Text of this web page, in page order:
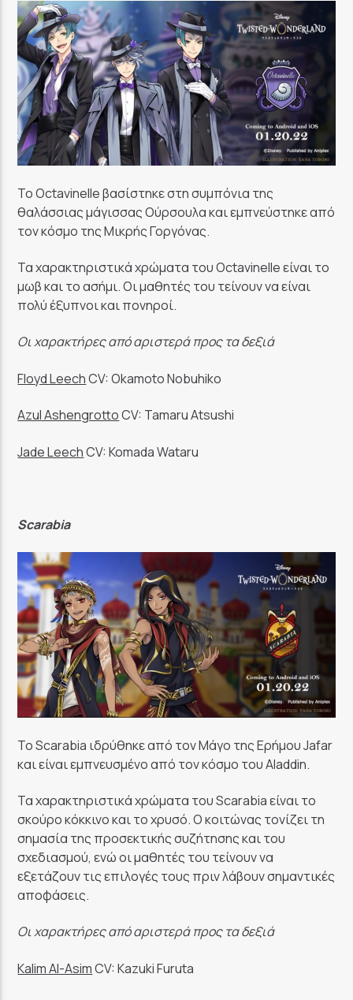
Το Octavinelle βασίστηκε στη συμπόνια της
θαλάσσιας μάγισσας Ούρσουλα και εμπνεύστηκε από
τον κόσμο της Μικρής Γοργόνας.
Τα χαρακτηριστικά χρώματα του Octavinelle είναι το
μωβ και το ασήμι. Οι μαθητές του τείνουν να είναι
πολύ έξυπνοι και πονηροί.
Οι χαρακτήρες από αριστερά προς τα δεξιά
Floyd LeechCV: Okamoto Nobuhiko
Azul AshengrottoCV: Tamaru Atsushi
Jade LeechCV: Komada Wataru
Scarabia
Το Scarabia ιδρύθηκε από τον Μάγο της Ερήμου Jafar
και είναι εμπνευσμένο από τον κόσμο του Aladdin.
Τα χαρακτηριστικά χρώματα του Scarabia είναι το
σκούρο κόκκινο και το χρυσό. Ο κοιτώνας τονίζει τη
σημασία της προσεκτικής συζήτησης και του
σχεδιασμού, ενώ οι μαθητές του τείνουν να
εξετάζουν τις επιλογές τους πριν λάβουν σημαντικές
αποφάσεις.
Οι χαρακτήρες από αριστερά προς τα δεξιά
Kalim Al-AsimCV: Kazuki Furuta